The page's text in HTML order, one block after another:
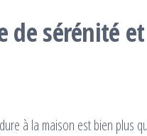
de sérénité
à la maison est bien plus